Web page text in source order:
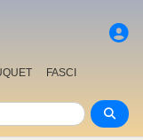
FASCI